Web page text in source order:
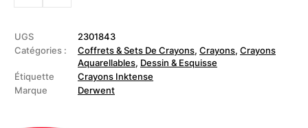
de
72
crayons
à
encre
Inktense
UGS
2301843
Catégories :
Coffrets & Sets De Crayons, Crayons, Crayons
Aquarellables, Dessin & Esquisse
Étiquette
Crayons Inktense
Marque
Derwent